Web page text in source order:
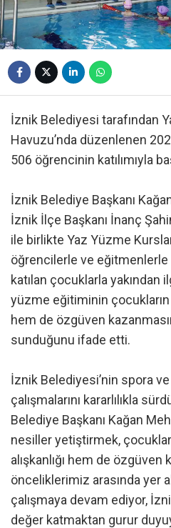
İznik Belediyesi tarafından
Havuzu’nda düzenlenen
506 öğrencinin katılımıyla
İznik Belediye Başkanı
İznik İlçe Başkanı İnanç
ile birlikte Yaz Yüzme
öğrencilerle ve eğitmenlerle
katılan çocuklarla yakından
yüzme eğitiminin
hem de özgüven
sunduğunu ifade etti.
İznik Belediyesi’nin spora
çalışmalarını kararlılıkla
Belediye Başkanı Kağan
nesiller yetiştirmek,
alışkanlığı hem de özgüven
önceliklerimiz arasında yer
çalışmaya devam ediyor,
değer katmaktan gurur